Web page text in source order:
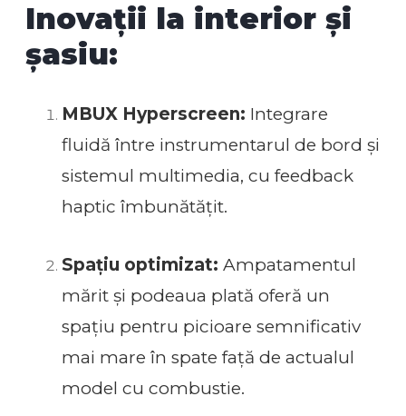
Inovații la interior și
șasiu:
MBUX Hyperscreen: Integrare
fluidă între instrumentarul de bord și
sistemul multimedia, cu feedback
haptic îmbunătățit.
Spațiu optimizat: Ampatamentul
mărit și podeaua plată oferă un
spațiu pentru picioare semnificativ
mai mare în spate față de actualul
model cu combustie.